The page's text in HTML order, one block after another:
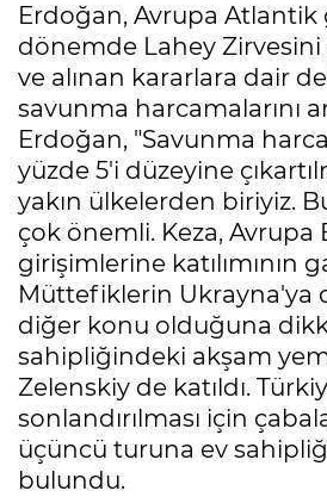
Erdoğan, Avrupa Atlantik
dönemde Lahey Zirvesini
ve alınan kararlara dair
savunma harcamalarını
Erdoğan, "Savunma
yüzde 5'i düzeyine
yakın ülkelerden biriyiz.
çok önemli. Keza,
girişimlerine katılımının
Müttefiklerin Ukrayna'ya
diğer konu olduğuna
sahipliğindeki akşam
Zelenskiy de katıldı.
sonlandırılması için
üçüncü turuna ev
bulundu.